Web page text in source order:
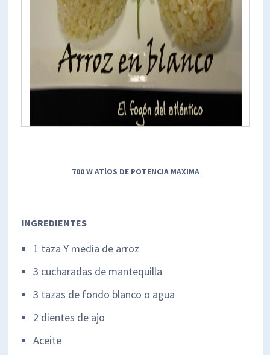
700 W ATlOS DE POTENCIA MAXIMA
INGREDIENTES
1 taza Y media de arroz
3 cucharadas de mantequilla
3 tazas de fondo blanco o agua
2 dientes de ajo
Aceite